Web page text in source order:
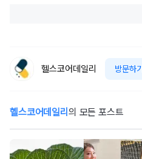
헬스코어데일리 방문하기
헬스코어데일리 의 모든 포스트